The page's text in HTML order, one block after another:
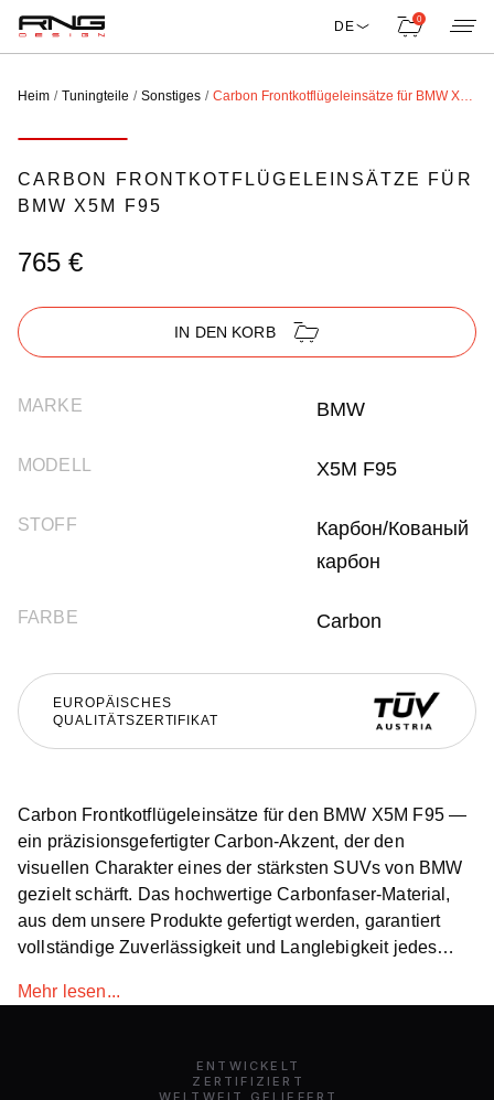
DE 0
Heim Tuningteile Sonstiges Carbon Frontkotflügeleinsätze für BMW X5M F95
CARBON FRONTKOTFLÜGELEINSÄTZE FÜR
BMW X5M F95
765 €
IN DEN KORB
MARKE BMW
MODELL X5M F95
STOFF
Карбон/Кованый
карбон
FARBE Carbon
EUROPÄISCHES
QUALITÄTSZERTIFIKAT
Carbon Frontkotflügeleinsätze für den BMW X5M F95 —
ein präzisionsgefertigter Carbon-Akzent, der den
visuellen Charakter eines der stärksten SUVs von BMW
gezielt schärft. Das hochwertige Carbonfaser-Material,
aus dem unsere Produkte gefertigt werden, garantiert
vollständige Zuverlässigkeit und Langlebigkeit jedes
Einsätze für den BMW X5M F95 machen am Fahrzeug
dass Ihr Fahrzeug sofort Aufmerksamkeit auf sich zieht
Mehr lesen...
ENTWICKELT
ZERTIFIZIERT
WELTWEIT GELIEFERT